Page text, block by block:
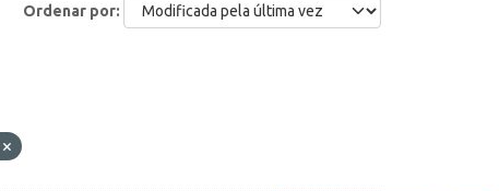
Ordenar por